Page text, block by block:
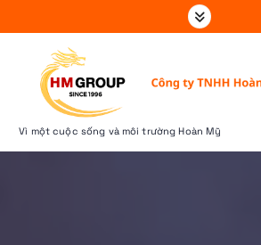
k
o
Vì một cuộc sống và môi trường Hoàn Mỹ